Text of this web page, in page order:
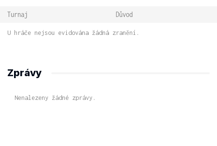
Turnaj Důvod
U hráče nejsou evidována žádná zranění.
Zprávy
Nenalezeny žádné zprávy.